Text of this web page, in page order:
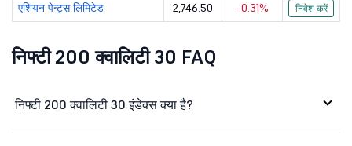
सोलर इन्डस्ट... 18509 167949.54
पोलीकैब इन्ड... 9267
एशियन पेन्ट्स लिमिटेड 2,746.50 -0.31% निवेश करें
निफ्टी 200 क्वालिटी 30 FAQ
निफ्टी 200 क्वालिटी 30 इंडेक्स क्या है?